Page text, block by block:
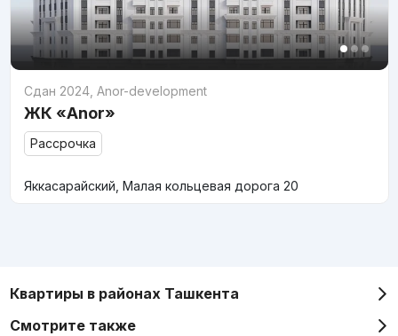
Сдан 2024, Anor-development
ЖК «Anor»
Рассрочка
Яккасарайский, Малая кольцевая дорога 20
Квартиры в районах Ташкента
Смотрите также